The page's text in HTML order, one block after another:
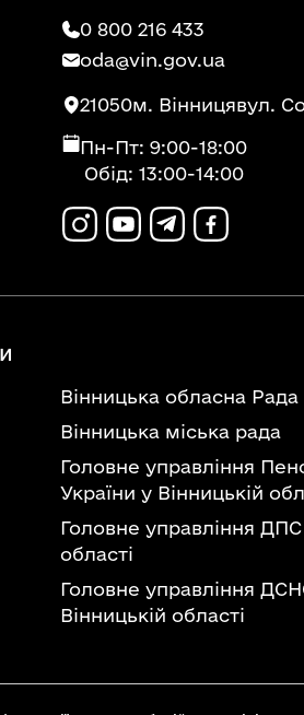
0 800 216 433
oda@vin.gov.ua
21050м. Вінницявул.
Пн-Пт: 9:00-18:00
Обід: 13:00-14:00
Вінницька обласна Рада
Вінницька міська рада
Головне управління
України у Вінницькій
Головне управління ДПС
області
Головне управління
Вінницькій області